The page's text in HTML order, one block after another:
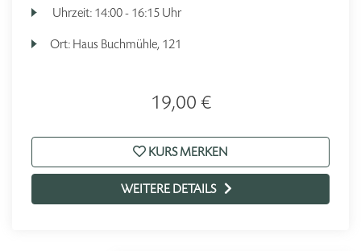
Uhrzeit: 14:00 - 16:15 Uhr
Ort: Haus Buchmühle, 121
19,00 €
KURS MERKEN
WEITERE DETAILS